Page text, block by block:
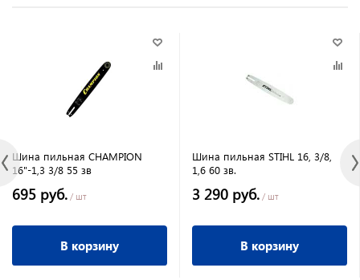
Шина пильная CHAMPION
16"-1,3 3/8 55 зв
695 руб. / шт
В корзину
Шина пильная STIHL 16, 3/8,
1,6 60 зв.
3 290 руб. / шт
В корзину